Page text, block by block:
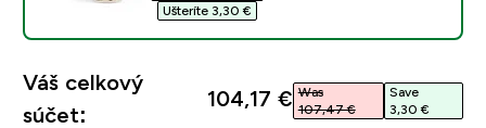
Ušteríte 3,30 €‎
Váš celkový
súčet:
104,17 €‎ Was
107,47 €‎
Save
3,30 €‎